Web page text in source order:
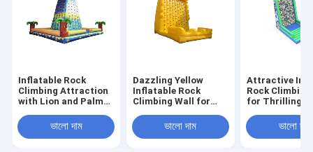
Inflatable Rock
Climbing Attraction
with Lion and Palm
Children's Outdoor
Fun
ভালো দাম
Dazzling Yellow
Inflatable Rock
Climbing Wall for
ভালো দাম
Attractive
Rock Climbing
for Thrilling
ভালো দাম